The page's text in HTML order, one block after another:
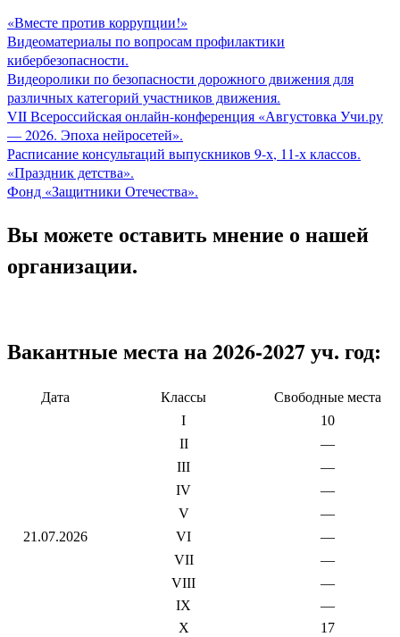
«Вместе против коррупции!»
Видеоматериалы по вопросам профилактики
кибербезопасности.
Видеоролики по безопасности дорожного движения для
различных категорий участников движения.
VII Всероссийская онлайн-конференция «Августовка Учи.ру
— 2026. Эпоха нейросетей».
Расписание консультаций выпускников 9-х, 11-х классов.
«Праздник детства».
Фонд «Защитники Отечества».
Вы можете оставить мнение о нашей
организации.
Вакантные места на 2026-2027 уч. год:
Дата Классы Свободные места
21.07.2026
I
10
II
—
III
—
IV
—
V
—
VI
—
VII
—
VIII
—
IX
—
X
17